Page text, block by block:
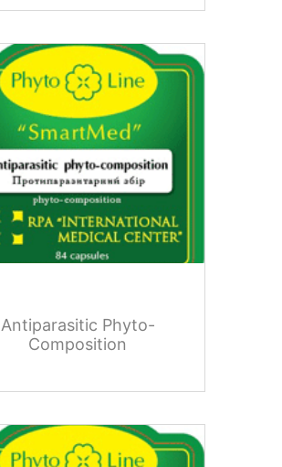
Antiparasitic Phyto-
Composition